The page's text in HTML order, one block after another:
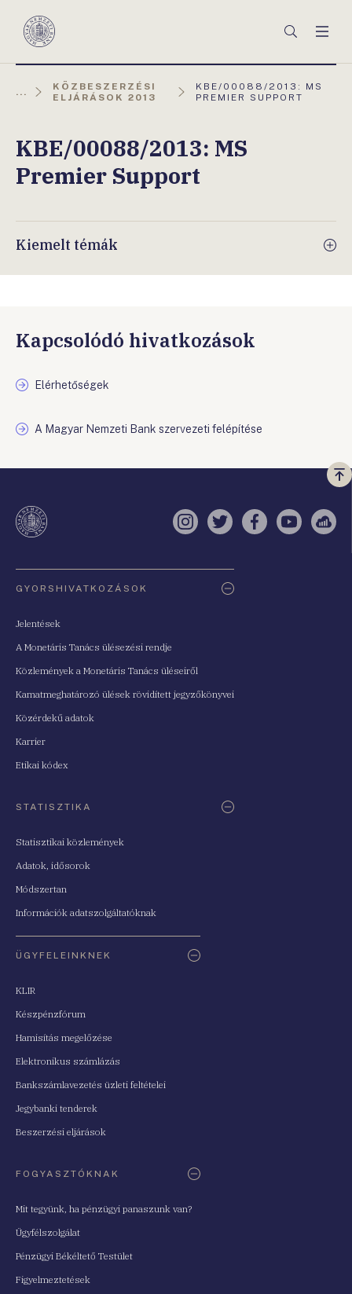
Magyar
Keresés
...
KÖZBESZERZÉSI
ELJÁRÁSOK 2013
AKTUÁLIS
OLDAL:
KBE/00088/2013: MS
PREMIER SUPPORT
KBE/00088/2013: MS
Premier Support
Kiemelt témák
Kapcsolódó hivatkozások
Elérhetőségek
A Magyar Nemzeti Bank szervezeti felépítése
a
Instagram
TwitterFacebook
YouTube
GYORSHIVATKOZÁSOK
Jelentések
A Monetáris Tanács ülésezési rendje
Közlemények a Monetáris Tanács üléseiről
Kamatmeghatározó ülések rövidített jegyzőkönyvei
Közérdekű adatok
Karrier
Etikai kódex
STATISZTIKA
Statisztikai közlemények
Adatok, idősorok
Módszertan
Információk adatszolgáltatóknak
ÜGYFELEINKNEK
KLIR
Készpénzfórum
Hamisítás megelőzése
Elektronikus számlázás
Bankszámlavezetés üzleti feltételei
Jegybanki tenderek
Beszerzési eljárások
FOGYASZTÓKNAK
Mit tegyünk, ha pénzügyi panaszunk van?
Ügyfélszolgálat
Pénzügyi Békéltető Testület
Figyelmeztetések